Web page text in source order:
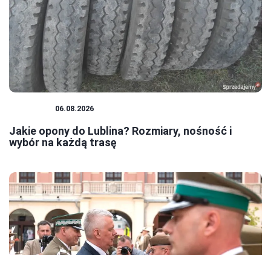
06.08.2026
Jakie opony do Lublina? Rozmiary, nośność i
wybór na każdą trasę